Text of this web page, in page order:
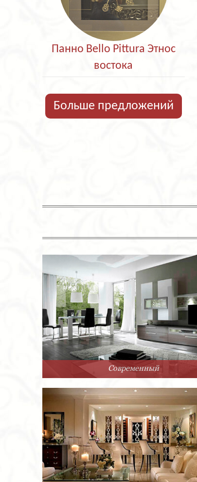
Панно Bello Pittura Этнос
востока
Больше предложений
Современный